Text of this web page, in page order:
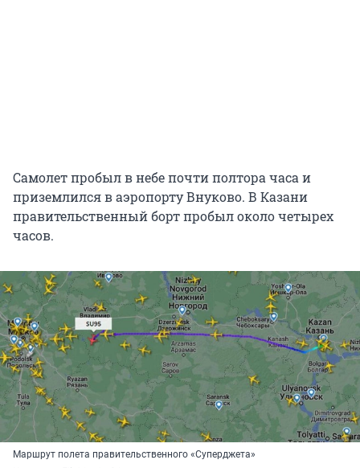
Самолет пробыл в небе почти полтора часа и
приземлился в аэропорту Внуково. В Казани
правительственный борт пробыл около четырех
часов.
Маршрут полета правительственного «Суперджета»